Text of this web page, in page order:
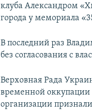
клуба Александром
города у мемориала
В последний раз
без согласования с
Верховная Рада
временной
организации